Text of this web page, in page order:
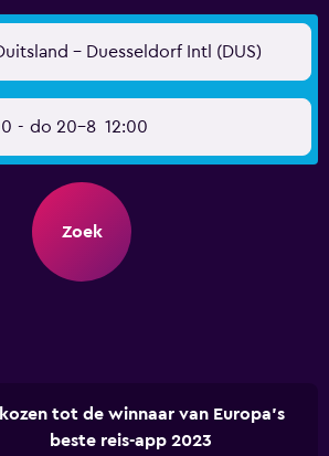
- Duesseldorf Intl (DUS)
- do 20-8 12:00
Zoek
tot de winnaar van Europa's
beste reis-app 2023